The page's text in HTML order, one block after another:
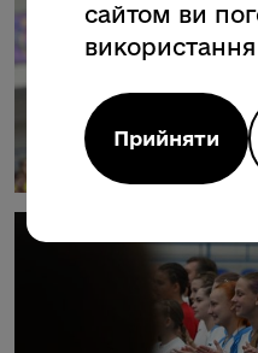
сайтом ви
Прийняти